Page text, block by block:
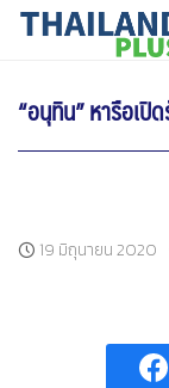
Skip
“อนุทิน” หารือเปิ
19 มิถุนายน 2020